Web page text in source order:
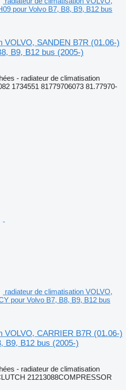
pour Volvo B7, B8, B9, B12 bus
VOLVO, SANDEN B7R (01.06-)
B9, B12 bus (2005-)
- radiateur de climatisation
1734551 81779706073 81.77970-
radiateur de climatisation VOLVO,
pour Volvo B7, B8, B9, B12 bus
VOLVO, CARRIER B7R (01.06-)
B9, B12 bus (2005-)
- radiateur de climatisation
21213088COMPRESSOR